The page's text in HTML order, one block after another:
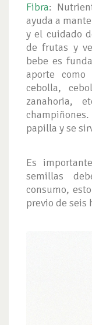
Fibra:
ayuda a
y el cuidado
de frutas y
bebe es
aporte
cebolla,
zanahoria,
papilla y se
Es
semillas
consumo,
previo de seis